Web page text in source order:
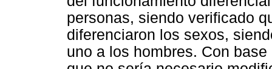
personas, siendo verificado
diferenciaron los sexos,
uno a los hombres. Con